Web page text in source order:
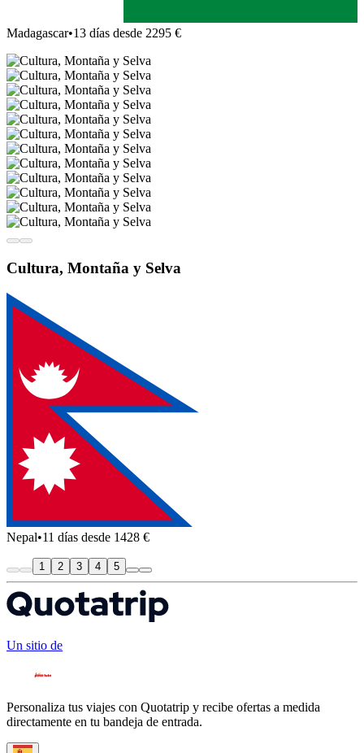
Madagascar•13 días desde 2295 €
Cultura, Montaña y Selva
Nepal•11 días desde 1428 €
1 2 3 4 5
Un sitio de
Personaliza tus viajes con Quotatrip y recibe ofertas a medida
directamente en tu bandeja de entrada.